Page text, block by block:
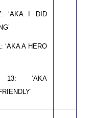
‘AKA I DID
‘AKA A HERO
13: ‘AKA